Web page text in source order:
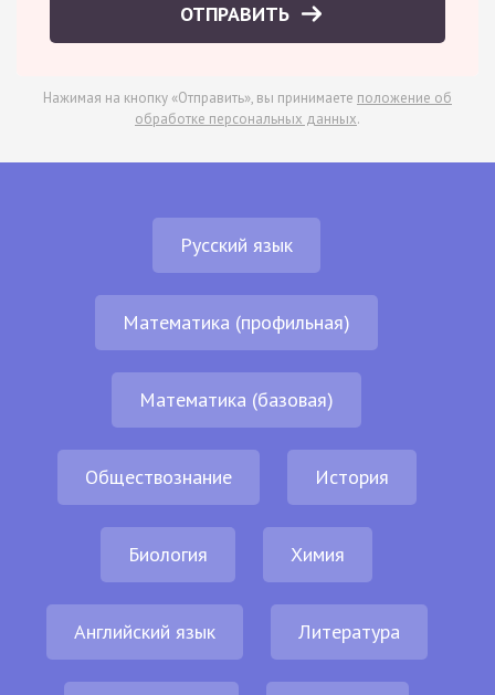
ОТПРАВИТЬ
Нажимая на кнопку «Отправить», вы принимаете положение об
обработке персональных данных.
Русский язык
Математика (профильная)
Математика (базовая)
Обществознание История
Биология Химия
Английский язык Литература